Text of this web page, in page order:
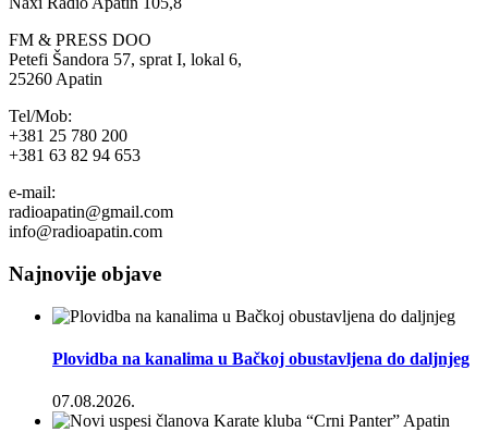
FM & PRESS DOO
Petefi Šandora 57, sprat I, lokal 6,
25260 Apatin
Tel/Mob:
+381 25 780 200
+381 63 82 94 653
e-mail:
radioapatin@gmail.com
info@radioapatin.com
Najnovije objave
Plovidba na kanalima u Bačkoj obustavljena do daljnjeg
07.08.2026.